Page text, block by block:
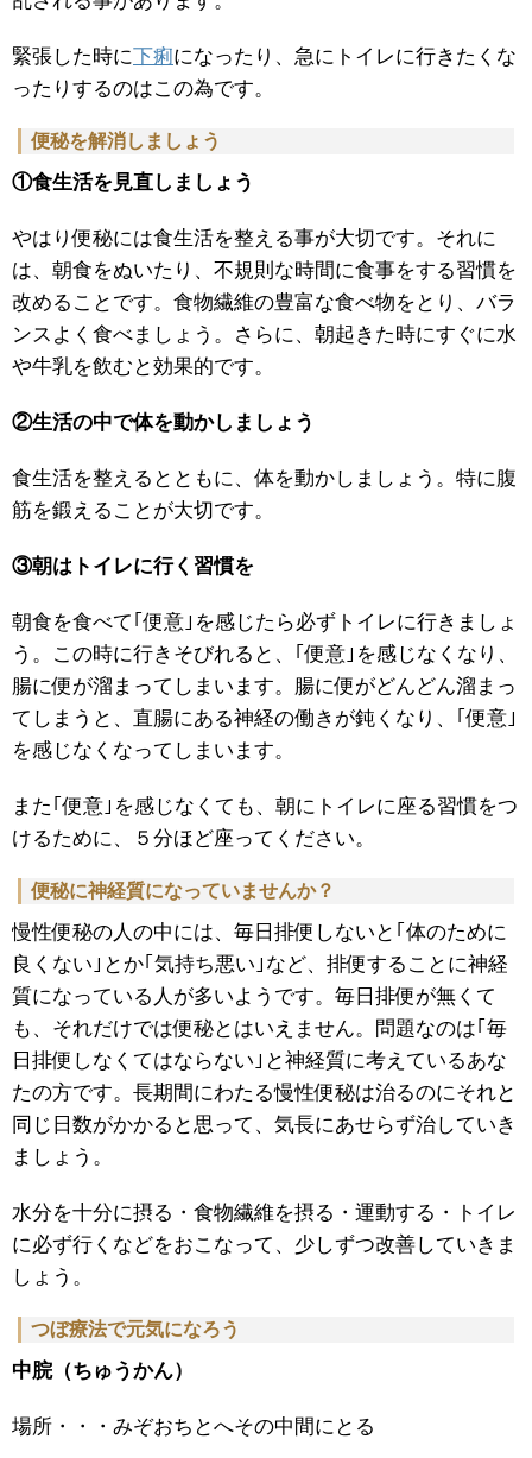
緊張した時に下痢になったり、急にトイレに行きたくな
ったりするのはこの為です。
便秘を解消しましょう
①食生活を見直しましょう
やはり便秘には食生活を整える事が大切です。それに
は、朝食をぬいたり、不規則な時間に食事をする習慣を
改めることです。食物繊維の豊富な食べ物をとり、バラ
ンスよく食べましょう。さらに、朝起きた時にすぐに水
や牛乳を飲むと効果的です。
②生活の中で体を動かしましょう
食生活を整えるとともに、体を動かしましょう。特に腹
筋を鍛えることが大切です。
③朝はトイレに行く習慣を
朝食を食べて｢便意｣を感じたら必ずトイレに行きましょ
う。この時に行きそびれると、｢便意｣を感じなくなり、
腸に便が溜まってしまいます。腸に便がどんどん溜まっ
てしまうと、直腸にある神経の働きが鈍くなり、｢便意｣
を感じなくなってしまいます。
また｢便意｣を感じなくても、朝にトイレに座る習慣をつ
けるために、５分ほど座ってください。
便秘に神経質になっていませんか？
慢性便秘の人の中には、毎日排便しないと｢体のために
良くない｣とか｢気持ち悪い｣など、排便することに神経
質になっている人が多いようです。毎日排便が無くて
も、それだけでは便秘とはいえません。問題なのは｢毎
日排便しなくてはならない｣と神経質に考えているあな
たの方です。長期間にわたる慢性便秘は治るのにそれと
同じ日数がかかると思って、気長にあせらず治していき
ましょう。
水分を十分に摂る・食物繊維を摂る・運動する・トイレ
に必ず行くなどをおこなって、少しずつ改善していきま
しょう。
つぼ療法で元気になろう
中脘（ちゅうかん）
場所・・・みぞおちとへその中間にとる